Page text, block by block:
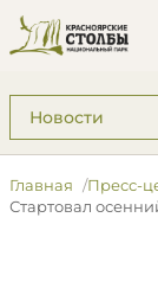
Подразделы:
Главная Пресс-
​Стартовал